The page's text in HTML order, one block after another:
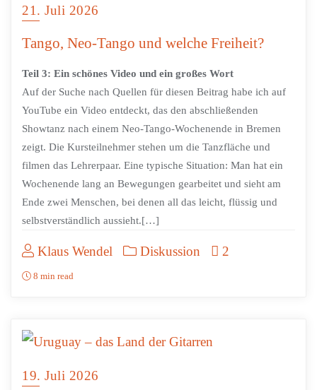
21. Juli 2026
Tango, Neo-Tango und welche Freiheit?
Teil 3: Ein schönes Video und ein großes Wort
Auf der Suche nach Quellen für diesen Beitrag habe ich auf
YouTube ein Video entdeckt, das den abschließenden
Showtanz nach einem Neo-Tango-Wochenende in Bremen
zeigt. Die Kursteilnehmer stehen um die Tanzfläche und
filmen das Lehrerpaar. Eine typische Situation: Man hat ein
Wochenende lang an Bewegungen gearbeitet und sieht am
Ende zwei Menschen, bei denen all das leicht, flüssig und
selbstverständlich aussieht.[…]
Klaus Wendel Diskussion 2
8 min read
19. Juli 2026